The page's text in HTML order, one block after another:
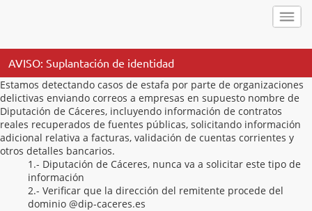
AVISO: Suplantación de identidad
Estamos detectando casos de estafa por parte de organizaciones
delictivas enviando correos a empresas en supuesto nombre de
Diputación de Cáceres, incluyendo información de contratos
reales recuperados de fuentes públicas, solicitando información
adicional relativa a facturas, validación de cuentas corrientes y
otros detalles bancarios.
1.- Diputación de Cáceres, nunca va a solicitar este tipo de
información
2.- Verificar que la dirección del remitente procede del
dominio @dip-caceres.es